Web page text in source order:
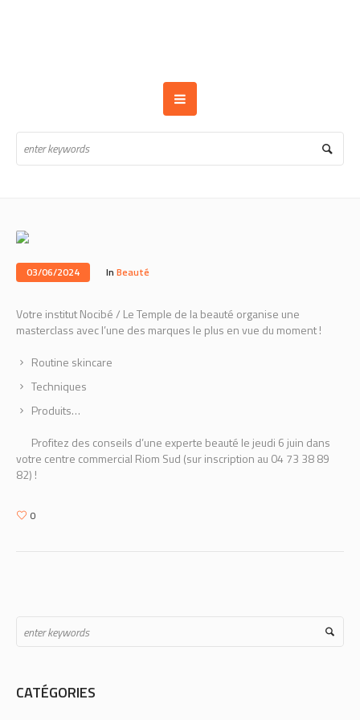
03/06/2024 In Beauté
Votre institut Nocibé / Le Temple de la beauté organise une
masterclass avec l’une des marques le plus en vue du moment !
Routine skincare
Techniques
Produits…
Profitez des conseils d’une experte beauté le jeudi 6 juin dans
votre centre commercial Riom Sud (sur inscription au 04 73 38 89
82) !
0
CATÉGORIES